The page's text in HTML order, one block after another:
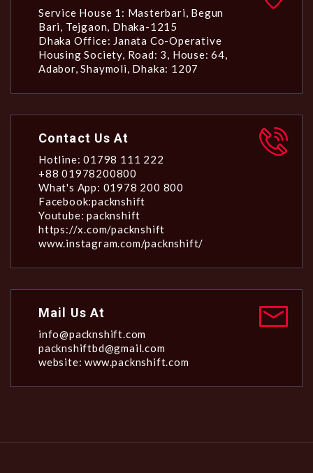
Service House 1: Masterbari, Begun
Bari, Tejgaon, Dhaka-1215
Dhaka Office: Janata Co-Operative
Housing Society, Road: 3, House: 64,
Adabor, Shaymoli, Dhaka: 1207
Contact Us At
Hotline: 01798 111 222
+88 01978200800
What's App: 01978 200 800
Facebook:packnshift
Youtube: packnshift
https://x.com/packnshift
www.instagram.com/packnshift/
Mail Us At
info@packnshift.com
packnshiftbd@gmail.com
website: www.packnshift.com